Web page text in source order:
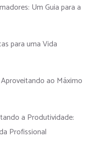
Um Guia para a
para uma Vida
ao Máximo
a Produtividade:
Profissional